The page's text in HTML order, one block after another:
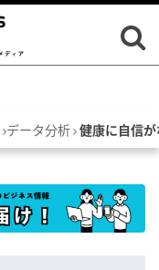
データ分析 健康に自信